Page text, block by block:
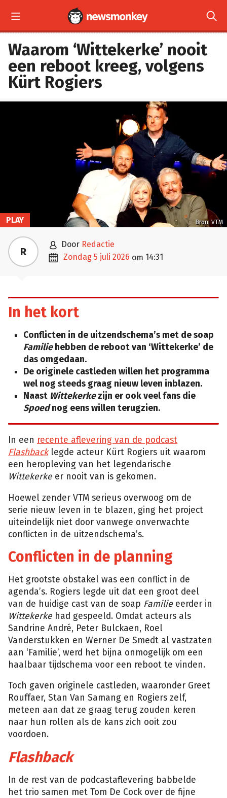
 
Waarom ‘Wittekerke’ nooit
een reboot kreeg, volgens
Kürt Rogiers
Bron: VTM
PLAY
R  door Redactie
 zondag 5 juli 2026 om 14:31
In het kort
Conflicten in de uitzendschema’s met de soap
Familiehebben de reboot van ‘Wittekerke’ de
das omgedaan.
De originele castleden willen het programma
wel nog steeds graag nieuw leven inblazen.
Naast Wittekerkezijn er ook veel fans die
Spoednog eens willen terugzien.
In een recente aflevering van de podcast
Flashbacklegde acteur Kürt Rogiers uit waarom
een heropleving van het legendarische
Wittekerkeer nooit van is gekomen.
Hoewel zender VTM serieus overwoog om de
serie nieuw leven in te blazen, ging het project
uiteindelijk niet door vanwege onverwachte
conflicten in de uitzendschema’s.
Conflicten in de planning
Het grootste obstakel was een conflict in de
agenda’s. Rogiers legde uit dat een groot deel
van de huidige cast van de soap Familieeerder in
Wittekerkehad gespeeld. Omdat acteurs als
Sandrine André, Peter Bulckaen, Roel
Vanderstukken en Werner De Smedt al vastzaten
aan ‘Familie’, werd het bijna onmogelijk om een
haalbaar tijdschema voor een reboot te vinden.
Toch gaven originele castleden, waaronder Greet
Rouffaer, Stan Van Samang en Rogiers zelf,
meteen aan dat ze graag terug zouden keren
naar hun rollen als de kans zich ooit zou
voordoen.
Flashback
In de rest van de podcastaflevering babbelde
het trio samen met Tom De Cock over de fijne